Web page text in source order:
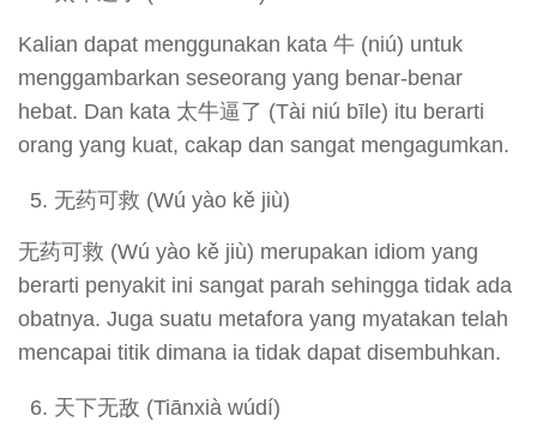
Kalian dapat menggunakan kata 牛 (niú) untuk
menggambarkan seseorang yang benar-benar
hebat. Dan kata 太牛逼了 (Tài niú bīle) itu berarti
orang yang kuat, cakap dan sangat mengagumkan.
无药可救 (Wú yào kě jiù)
无药可救 (Wú yào kě jiù) merupakan idiom yang
berarti penyakit ini sangat parah sehingga tidak ada
obatnya. Juga suatu metafora yang myatakan telah
mencapai titik dimana ia tidak dapat disembuhkan.
天下无敌 (Tiānxià wúdí)